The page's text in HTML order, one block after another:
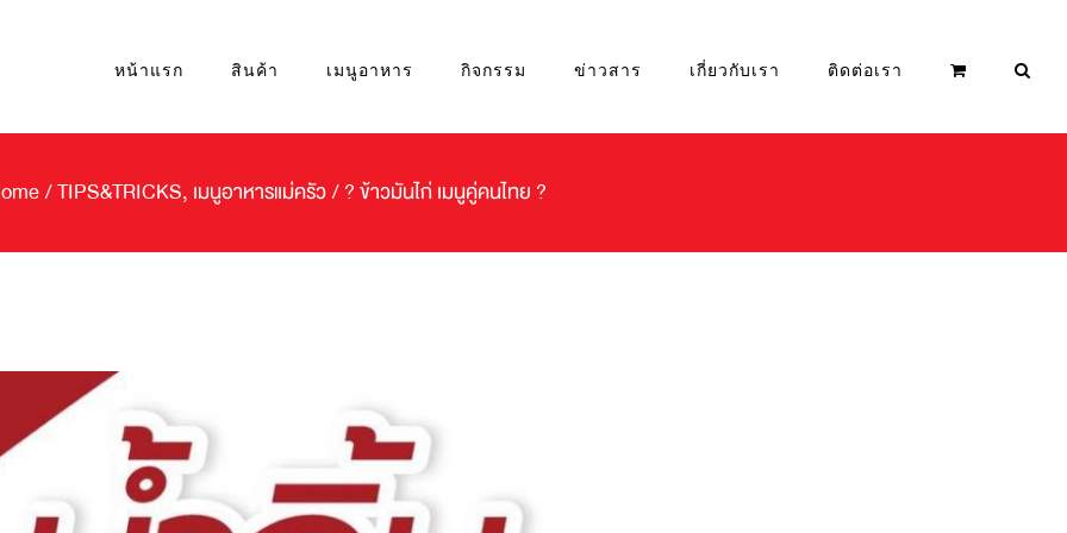
หน้าแรก สินค้า เมนูอาหาร กิจกรรม ข่าวสาร เกี่ยวกับเรา ติดต่อเรา
/TIPS&TRICKS, เมนูอาหารแม่ครัว/ ? ข้าวมันไก่ เมนูคู่คนไทย ?